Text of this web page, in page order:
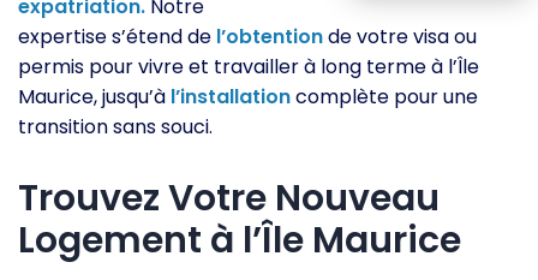
expatriation. Notre
expertise s’étend de l’obtentionde votre visa ou
permis pour vivre et travailler à long terme à l’Île
Maurice, jusqu’à l’installationcomplète pour une
transition sans souci.
Trouvez Votre Nouveau
Logement à l’Île Maurice